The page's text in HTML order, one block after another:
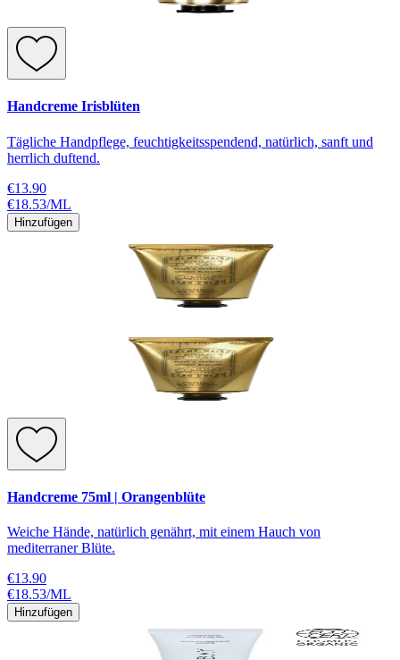
Handcreme Irisblüten
Tägliche Handpflege, feuchtigkeitsspendend, natürlich, sanft und
herrlich duftend.
€13.90
€18.53/ML
Hinzufügen
Handcreme 75ml | Orangenblüte
Weiche Hände, natürlich genährt, mit einem Hauch von
mediterraner Blüte.
€13.90
€18.53/ML
Hinzufügen